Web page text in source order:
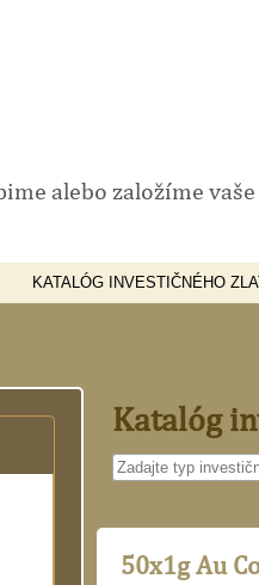
alebo založíme
KATALÓG INVESTIČNÉHO
Katalóg
50x1g Au